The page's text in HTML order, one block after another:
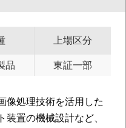
品
上場区分
東証一部
像処理技術を活用した
装置の機械設計など、